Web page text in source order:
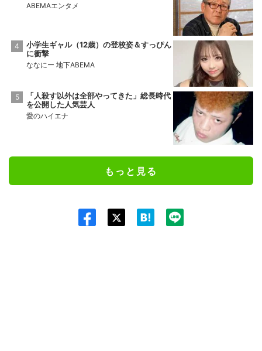
ABEMAエンタメ
小学生ギャル（12歳）の登校姿＆すっぴん
に衝撃
ななにー 地下ABEMA
「人殺す以外は全部やってきた」総長時代
を公開した人気芸人
愛のハイエナ
もっと見る